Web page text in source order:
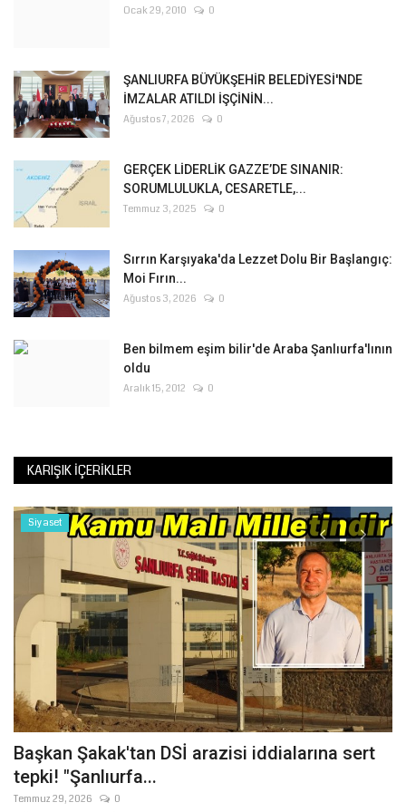
Ocak 29, 2010 0
ŞANLIURFA BÜYÜKŞEHİR BELEDİYESİ'NDE
İMZALAR ATILDI İŞÇİNİN...
Ağustos 7, 2026 0
GERÇEK LİDERLİK GAZZE’DE SINANIR:
SORUMLULUKLA, CESARETLE,...
Temmuz 3, 2025 0
Sırrın Karşıyaka'da Lezzet Dolu Bir Başlangıç:
Moi Fırın...
Ağustos 3, 2026 0
Ben bilmem eşim bilir'de Araba Şanlıurfa'lının
oldu
Aralık 15, 2012 0
KARIŞIK İÇERIKLER
Siyaset
Başkan Şakak'tan DSİ arazisi iddialarına sert
tepki! "Şanlıurfa...
Temmuz 29, 2026 0